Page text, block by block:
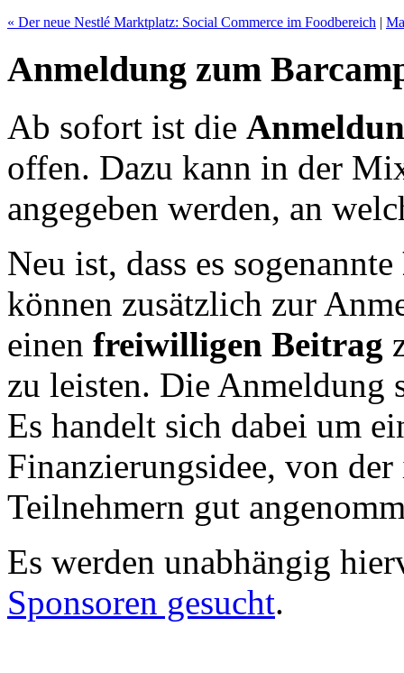
« Der neue Nestlé Marktplatz: Social Commerce im Foodbereich |
Anmeldung zum
Ab sofort ist die
offen. Dazu kann in der
angegeben werden, an
Neu ist, dass es sogenannte
können zusätzlich zur
einen freiwilligen Beitrag
zu leisten. Die Anmeldung
Es handelt sich dabei um
Finanzierungsidee, von
Teilnehmern gut
Es werden unabhängig
Sponsoren gesucht.